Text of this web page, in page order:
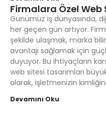
Firmalara Özel Web
Günümüz iş dünyasında,
her geçen gün artıyor.
şekilde ulaşmak, marka
avantajı sağlamak için
duyuyor. Bu ihtiyaçların
web sitesi tasarımları
olarak, işletmenizin
Devamını Oku